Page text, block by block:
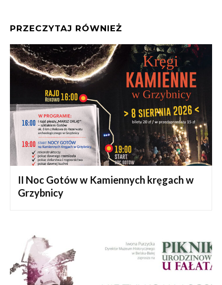
PRZECZYTAJ RÓWNIEŻ
II Noc Gotów w Kamiennych kręgach w
Grzybnicy